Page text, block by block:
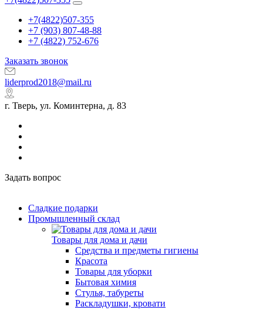
+7(4822)507-355
+7 (903) 807-48-88
+7 (4822) 752-676
Заказать звонок
liderprod2018@mail.ru
г. Тверь, ул. Коминтерна, д. 83
Задать вопрос
Сладкие подарки
Промышленный склад
Товары для дома и дачи
Средства и предметы гигиены
Красота
Товары для уборки
Бытовая химия
Стулья, табуреты
Раскладушки, кровати